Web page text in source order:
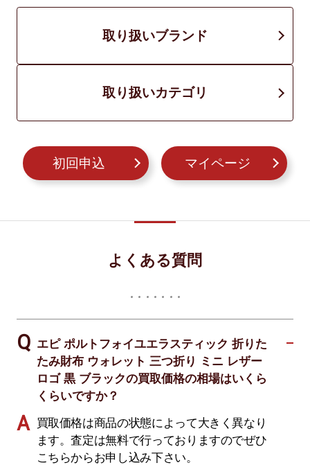
取り扱いブランド
取り扱いカテゴリ
初回申込 マイページ
よくある質問
エピ ポルトフォイユエラスティック 折りた
たみ財布 ウォレット 三つ折り ミニ レザー
ロゴ 黒 ブラックの買取価格の相場はいくら
くらいですか？
買取価格は商品の状態によって大きく異なり
ます。査定は無料で行っておりますのでぜひ
こちらからお申し込み下さい。